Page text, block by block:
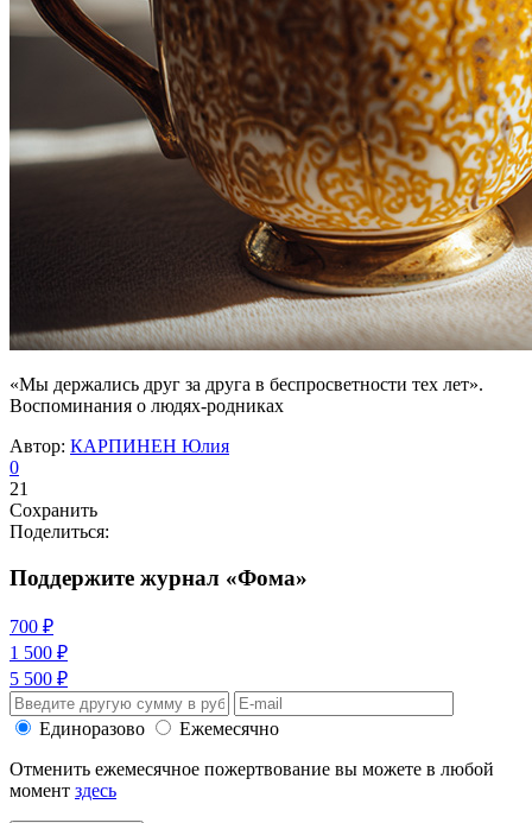
«Мы держались друг за друга в беспросветности тех лет».
Воспоминания о людях-родниках
Автор: КАРПИНЕН Юлия
0
21
Сохранить
Поделиться:
Поддержите журнал «Фома»
700 ₽
1 500 ₽
5 500 ₽
Единоразово
Ежемесячно
Отменить ежемесячное пожертвование вы можете в любой
момент здесь